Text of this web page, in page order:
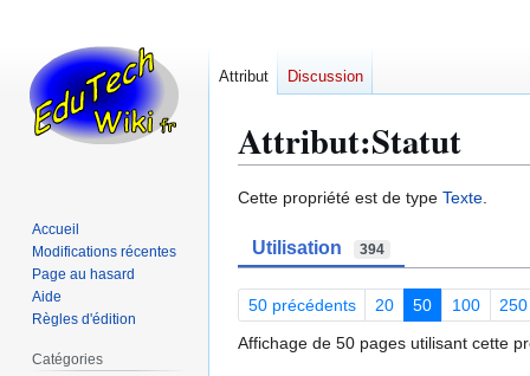
Attribut:Statut
Aller
navigation
Aller
recherche
Cette propriété est de type Texte.
Utilisation 394
50 précédents 20 50 100 250
Affichage de 50 pages utilisant cette
Attribut Discussion
Accueil
Modifications récentes
Page au hasard
Aide
Règles d'édition
Catégories